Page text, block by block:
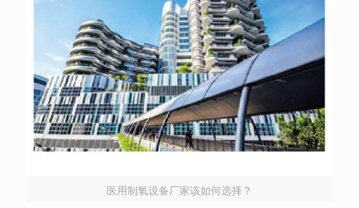
医用制氧设备厂家该如何选择？